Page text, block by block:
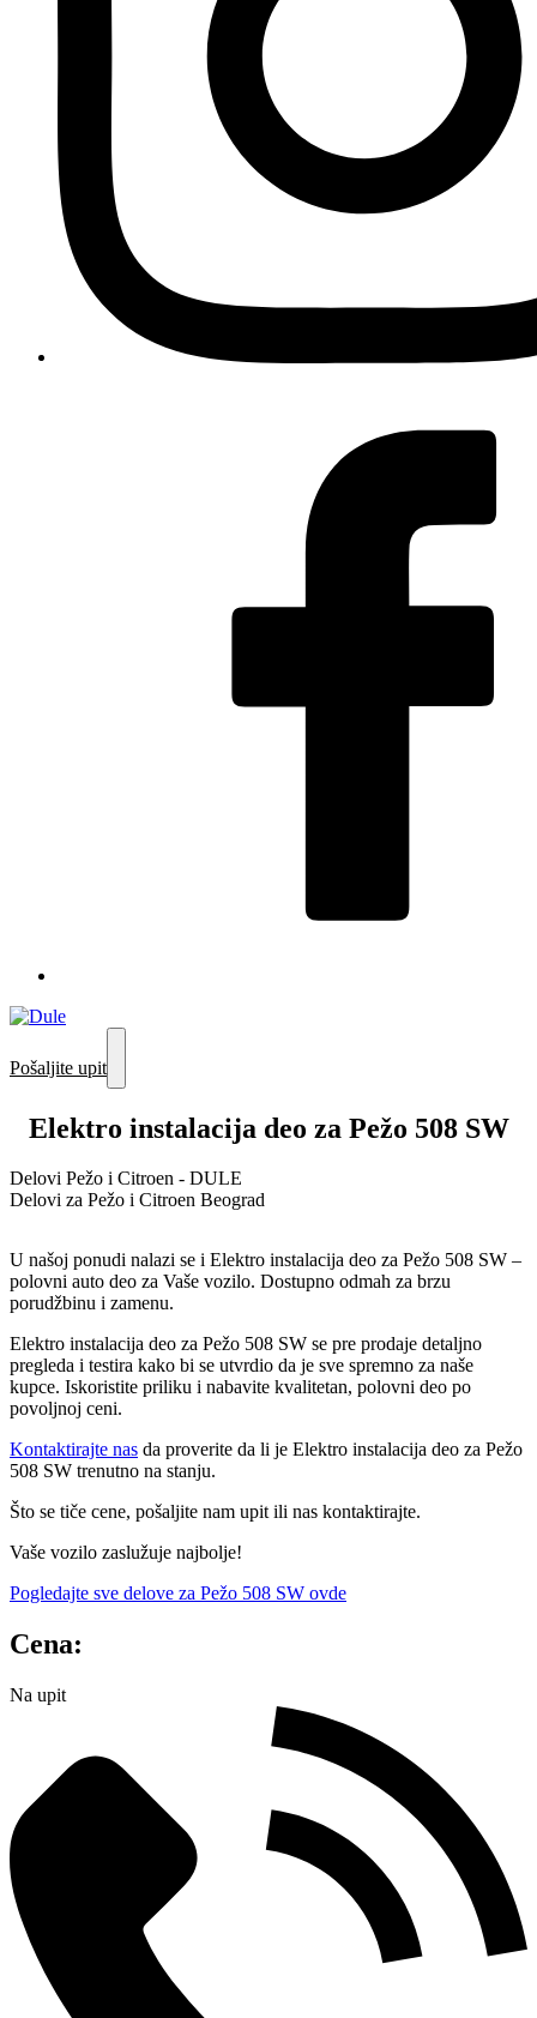
Pošaljite upit
Elektro instalacija deo za Pežo 508 SW
Delovi Pežo i Citroen - DULE
Delovi za Pežo i Citroen Beograd
U našoj ponudi nalazi se i Elektro instalacija deo za Pežo 508 SW –
polovni auto deo za Vaše vozilo. Dostupno odmah za brzu
porudžbinu i zamenu.
Elektro instalacija deo za Pežo 508 SW se pre prodaje detaljno
pregleda i testira kako bi se utvrdio da je sve spremno za naše
kupce. Iskoristite priliku i nabavite kvalitetan, polovni deo po
povoljnoj ceni.
Kontaktirajte nas da proverite da li je Elektro instalacija deo za Pežo
508 SW trenutno na stanju.
Što se tiče cene, pošaljite nam upit ili nas kontaktirajte.
Vaše vozilo zaslužuje najbolje!
Pogledajte sve delove za Pežo 508 SW ovde
Cena:
Na upit